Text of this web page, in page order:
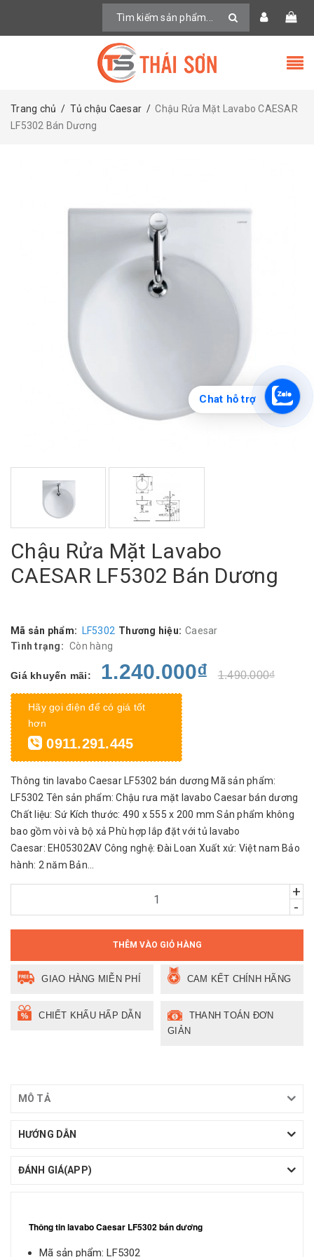
Trang chủ / Tủ chậu Caesar / Chậu Rửa Mặt Lavabo CAESAR
LF5302 Bán Dương
Chậu Rửa Mặt Lavabo
CAESAR LF5302 Bán Dương
Mã sản phẩm: LF5302 Thương hiệu: Caesar
Tình trạng: Còn hàng
Giá khuyến mãi: 1.240.000₫ 1.490.000₫
Hãy gọi điện để có giá tốt
hơn
0911.291.445
Thông tin lavabo Caesar LF5302 bán dương Mã sản phẩm:
LF5302 Tên sản phẩm: Chậu rưa mặt lavabo Caesar bán dương
Chất liệu: Sứ Kích thước: 490 x 555 x 200 mm Sản phẩm không
bao gồm vòi và bộ xả Phù hợp lắp đặt với tủ lavabo
Caesar: EH05302AV Công nghệ: Đài Loan Xuất xứ: Việt nam Bảo
hành: 2 năm Bản...
+
-
THÊM VÀO GIỎ HÀNG
GIAO HÀNG MIỄN PHÍ CAM KẾT CHÍNH HÃNG
CHIẾT KHẤU HẤP DẪN
THANH TOÁN ĐƠN
GIẢN
MÔ TẢ
HƯỚNG DẪN
ĐÁNH GIÁ(APP)
Thông tin lavabo Caesar LF5302 bán dương
Mã sản phẩm: LF5302
Chat hỗ trợ